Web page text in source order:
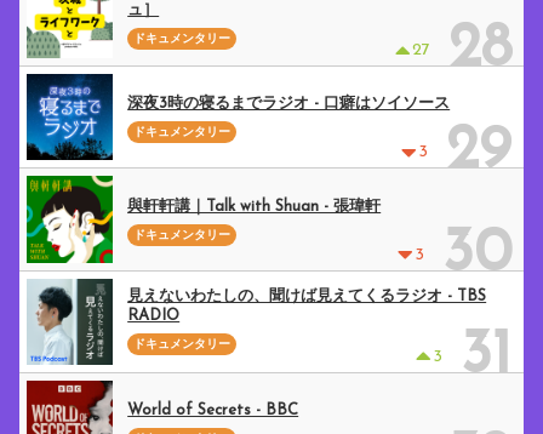
27 28
ュ］
ドキュメンタリー
3 29
深夜3時の寝るまでラジオ - 口癖はソイソース
ドキュメンタリー
3 30
與軒軒講｜Talk with Shuan - 張瑋軒
ドキュメンタリー
3 31
見えないわたしの、聞けば見えてくるラジオ - TBS
RADIO
ドキュメンタリー
World of Secrets - BBC